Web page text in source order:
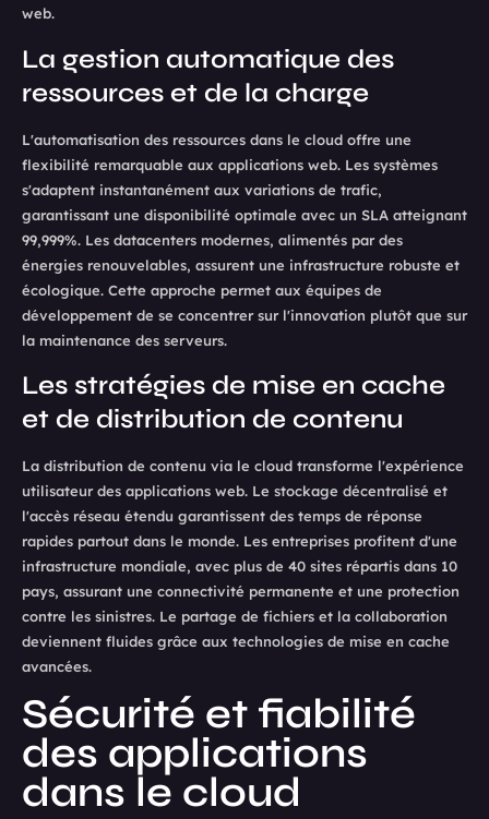
web.
La gestion automatique des
ressources et de la charge
L'automatisation des ressources dans le cloud offre une
flexibilité remarquable aux applications web. Les systèmes
s'adaptent instantanément aux variations de trafic,
garantissant une disponibilité optimale avec un SLA atteignant
99,999%. Les datacenters modernes, alimentés par des
énergies renouvelables, assurent une infrastructure robuste et
écologique. Cette approche permet aux équipes de
développement de se concentrer sur l'innovation plutôt que sur
la maintenance des serveurs.
Les stratégies de mise en cache
et de distribution de contenu
La distribution de contenu via le cloud transforme l'expérience
utilisateur des applications web. Le stockage décentralisé et
l'accès réseau étendu garantissent des temps de réponse
rapides partout dans le monde. Les entreprises profitent d'une
infrastructure mondiale, avec plus de 40 sites répartis dans 10
pays, assurant une connectivité permanente et une protection
contre les sinistres. Le partage de fichiers et la collaboration
deviennent fluides grâce aux technologies de mise en cache
avancées.
Sécurité et fiabilité
des applications
dans le cloud